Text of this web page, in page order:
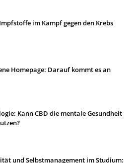
im Kampf gegen den Krebs
Homepage: Darauf kommt es an
Kann CBD die mentale Gesundheit
und Selbstmanagement im Studium: